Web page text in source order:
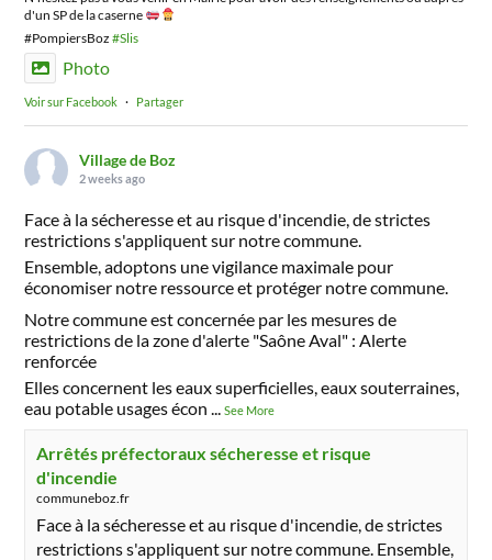
d'un SP de la caserne
#PompiersBoz#Slis
Photo
Voir sur Facebook · Partager
Village de Boz
2 weeks ago
Face à la sécheresse et au risque d'incendie, de strictes
restrictions s'appliquent sur notre commune.
Ensemble, adoptons une vigilance maximale pour
économiser notre ressource et protéger notre commune.
Notre commune est concernée par les mesures de
restrictions de la zone d'alerte "Saône Aval" : Alerte
renforcée
Elles concernent les eaux superficielles, eaux souterraines,
eau potable usages écon ...See More
Arrêtés préfectoraux sécheresse et risque
d'incendie
communeboz.fr
Face à la sécheresse et au risque d'incendie, de strictes
restrictions s'appliquent sur notre commune. Ensemble,